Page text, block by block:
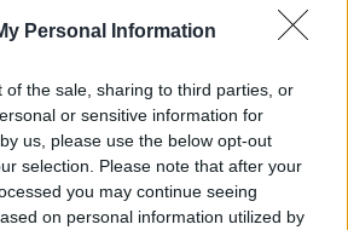
Personal Information
of the sale, sharing to third parties, or
or sensitive information for
us, please use the below opt-out
selection. Please note that after your
you may continue seeing
on personal information utilized by
Οι Λαφόν, Καλάμπρια,
ο Ταμπόρδα μπροστά από
ο Παντελίδης δεξιά
πλαισιώνοντας τον